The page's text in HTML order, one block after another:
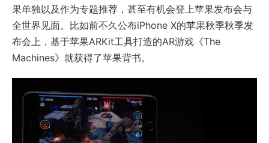
果单独以及作为专题推荐，甚至有机会登上苹果发布会与
全世界见面。比如前不久公布iPhone Ⅹ的苹果秋季秋季发
布会上，基于苹果ARKit工具打造的AR游戏《The
Machines》就获得了苹果背书。